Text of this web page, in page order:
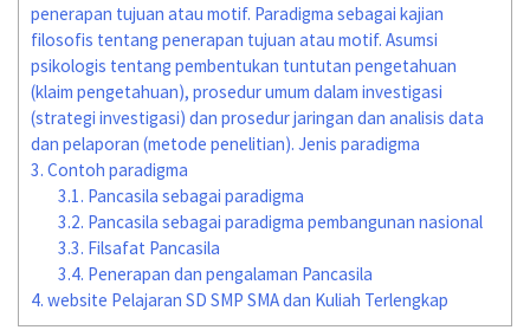
penerapan tujuan atau motif. Paradigma sebagai kajian
filosofis tentang penerapan tujuan atau motif. Asumsi
psikologis tentang pembentukan tuntutan pengetahuan
(klaim pengetahuan), prosedur umum dalam investigasi
(strategi investigasi) dan prosedur jaringan dan analisis data
dan pelaporan (metode penelitian). Jenis paradigma
3. Contoh paradigma
3.1. Pancasila sebagai paradigma
3.2. Pancasila sebagai paradigma pembangunan nasional
3.3. Filsafat Pancasila
3.4. Penerapan dan pengalaman Pancasila
4. website Pelajaran SD SMP SMA dan Kuliah Terlengkap